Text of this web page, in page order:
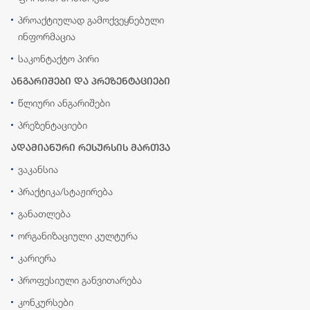
პროაქტიულად გამოქვეყნებული
ინფორმაცია
საკონტაქტო პირი
ანგარიშები და პრეზენტაციები
წლიური ანგარიშები
პრეზენტაციები
ადამიანური რესურსის მართვა
ვაკანსია
პრაქტიკა/სტაჟირება
განათლება
ორგანიზაციული კულტურა
კარიერა
პროფესიული განვითარება
კონკურსები